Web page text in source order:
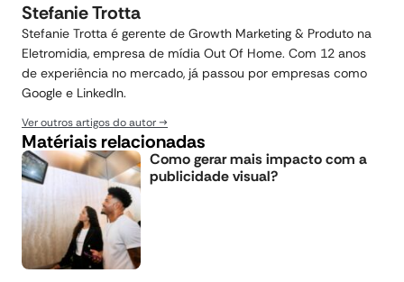
Stefanie Trotta
Stefanie Trotta é gerente de Growth Marketing & Produto na
Eletromidia, empresa de mídia Out Of Home. Com 12 anos
de experiência no mercado, já passou por empresas como
Google e LinkedIn.
Ver outros artigos do autor
Matériais relacionadas
Como gerar mais impacto com a
publicidade visual?